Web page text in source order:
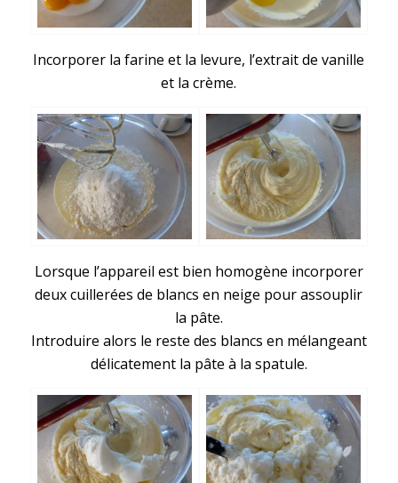
Incorporer la farine et la levure, l’extrait de vanille
et la crème.
Lorsque l’appareil est bien homogène incorporer
deux cuillerées de blancs en neige pour assouplir
la pâte.
Introduire alors le reste des blancs en mélangeant
délicatement la pâte à la spatule.